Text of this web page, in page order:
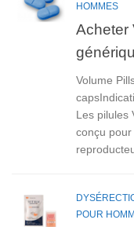
HOMMES
Acheter
Volume
Les pilules
conçu
POUR